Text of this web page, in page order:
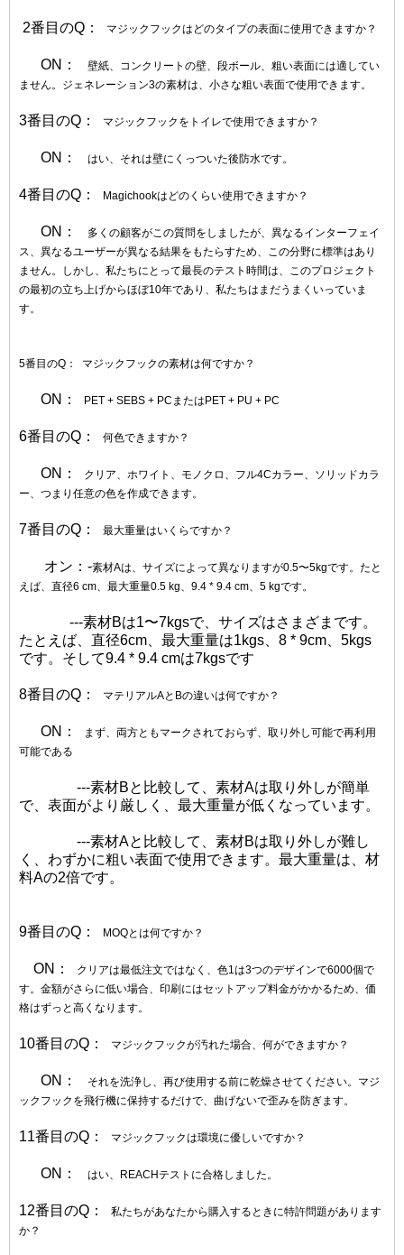
2番目のQ： マジックフックはどのタイプの表面に使用できますか？
ON：
壁紙、コンクリートの壁、段ボール、粗い表面には適してい
ません。ジェネレーション3の素材は、小さな粗い表面で使用できます。
3番目のQ： マジックフックをトイレで使用できますか？
ON： はい、それは壁にくっついた後防水です。
4番目のQ： Magichookはどのくらい使用できますか？
ON：
多くの顧客がこの質問をしましたが、異なるインターフェイ
ス、異なるユーザーが異なる結果をもたらすため、この分野に標準はあり
ません。しかし、私たちにとって最長のテスト時間は、このプロジェクト
の最初の立ち上げからほぼ10年であり、私たちはまだうまくいっていま
す。
5番目のQ： マジックフックの素材は何ですか？
ON： PET + SEBS + PCまたはPET + PU + PC
6番目のQ： 何色できますか？
ON：
クリア、ホワイト、モノクロ、フル4Cカラー、ソリッドカラ
ー、つまり任意の色を作成できます。
7番目のQ： 最大重量はいくらですか？
オン：-素材Aは、サイズによって異なりますが0.5〜5kgです。たと
えば、直径6 cm、最大重量0.5 kg、9.4 * 9.4 cm、5 kgです。
---素材Bは1〜7kgsで、サイズはさまざまです。
たとえば、直径6cm、最大重量は1kgs、8 * 9cm、5kgs
です。そして9.4 * 9.4 cmは7kgsです
8番目のQ： マテリアルAとBの違いは何ですか？
ON：
まず、両方ともマークされておらず、取り外し可能で再利用
可能である
---素材Bと比較して、素材Aは取り外しが簡単
で、表面がより厳しく、最大重量が低くなっています。
---素材Aと比較して、素材Bは取り外しが難し
く、わずかに粗い表面で使用できます。最大重量は、材
料Aの2倍です。
9番目のQ： MOQとは何ですか？
ON：
クリアは最低注文ではなく、色1は3つのデザインで6000個で
す。金額がさらに低い場合、印刷にはセットアップ料金がかかるため、価
格はずっと高くなります。
10番目のQ： マジックフックが汚れた場合、何ができますか？
ON：
それを洗浄し、再び使用する前に乾燥させてください。マジ
ックフックを飛行機に保持するだけで、曲げないで歪みを防ぎます。
11番目のQ： マジックフックは環境に優しいですか？
ON： はい、REACHテストに合格しました。
12番目のQ：
私たちがあなたから購入するときに特許問題があります
か？